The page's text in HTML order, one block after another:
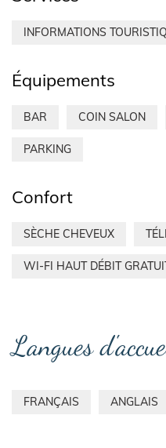
INFORMATIONS
Équipements
BAR COIN SALON
PARKING
Confort
SÈCHE CHEVEUX
WI-FI HAUT DÉBIT
Langues
FRANÇAIS ANGLAIS